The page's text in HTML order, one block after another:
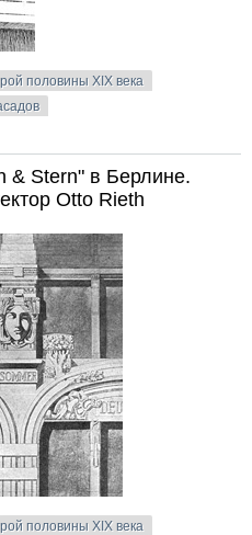
половины XIX века
& Stern" в Берлине.
Otto Rieth
половины XIX века